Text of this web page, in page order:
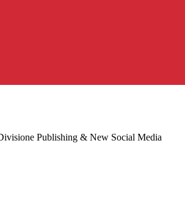
Publishing & New Social Media